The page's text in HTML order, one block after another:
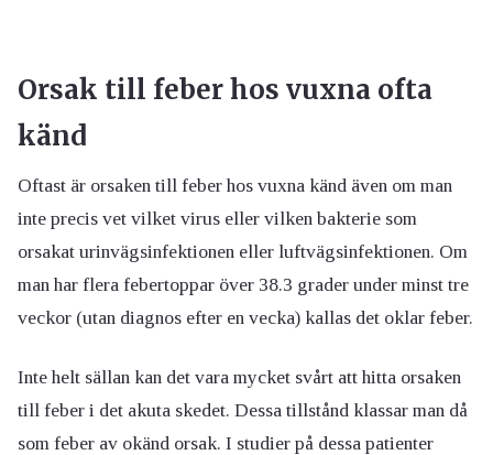
Orsak till feber hos vuxna ofta
känd
Oftast är orsaken till feber hos vuxna känd även om man
inte precis vet vilket virus eller vilken bakterie som
orsakat urinvägsinfektionen eller luftvägsinfektionen. Om
man har flera febertoppar över 38.3 grader under minst tre
veckor (utan diagnos efter en vecka) kallas det oklar feber.
Inte helt sällan kan det vara mycket svårt att hitta orsaken
till feber i det akuta skedet. Dessa tillstånd klassar man då
som feber av okänd orsak. I studier på dessa patienter